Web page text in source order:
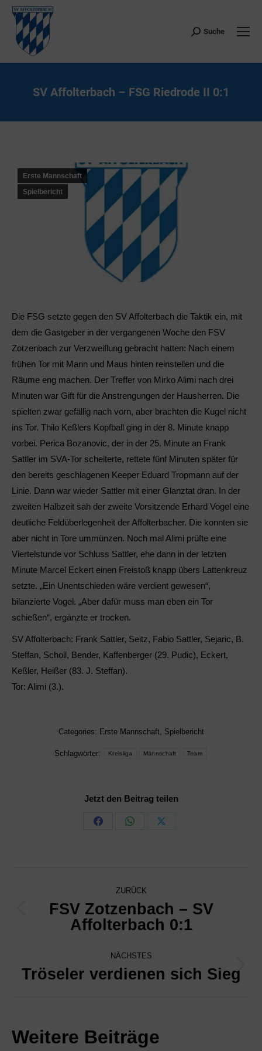
Search:
Suche
SV Affolterbach – FSG Riedrode II 0:1
Erste Mannschaft
Spielbericht
Die FSG setzte gegen den SV Affolterbach die Taktik ein, mit
dem die Gastgeber in der vergangenen Woche den FSV
Zotzenbach zur Verzweiflung gebracht hatten: Nach einem
frühen Tor mit Mann und Maus hinten reinstellen und die
Räume eng machen. Der Treffer von Mirko Alimi nach drei
Minuten war Gift für die Anstrengungen der Hausherren. Die
spielten zwar gefällig nach vorn, aber brachten die Kugel nicht
ins Tor. Thilo Keßlers Kopfball ging in der 8. Minute knapp
vorbei. Perica Bozanovic, der in der 25. Minute an Frank
Sattler im SVA-Tor scheiterte, rettete fünf Minuten später für
den bereits geschlagenen Keeper Eduard Tropmann auf der
Linie. Dann war wieder Sattler mit einer Glanztat dran. In der
zweiten Halbzeit sah der zweite Vorsitzende Erhard Vogel eine
deutliche Feldüberlegenheit der Affolterbacher. Die konnten sie
aber nicht in Tore ummünzen. Noch mal Alimi prüfte eine
Viertelstunde vor Schluss Sattler, ehe dann in der letzten
Minute Marcel Eckert einen Freistoß knapp übers Lattenkreuz
setzte. „Ein Unentschieden wäre verdient gewesen“,
bilanzierte Vogel. „Aber dafür muss man eben ein Tor
schießen“, ergänzte er trocken.
SV Affolterbach: Frank Sattler, Seitz, Fabio Sattler, Sejaric, B.
Steffan, Scholl, Bender, Kaffenberger (29. Pudic), Eckert,
Keßler, Heißer (83. J. Steffan).
Tor: Alimi (3.).
Categories: Erste Mannschaft, Spielbericht
Schlagwörter: Kreisliga Mannschaft Team
Jetzt den Beitrag teilen
Share
Share
ZURÜCK
Vorheriger
Beitrag:
FSV Zotzenbach – SV
Affolterbach 0:1
NÄCHSTES
Nächster
Tröseler verdienen sich Sieg
Weitere Beiträge